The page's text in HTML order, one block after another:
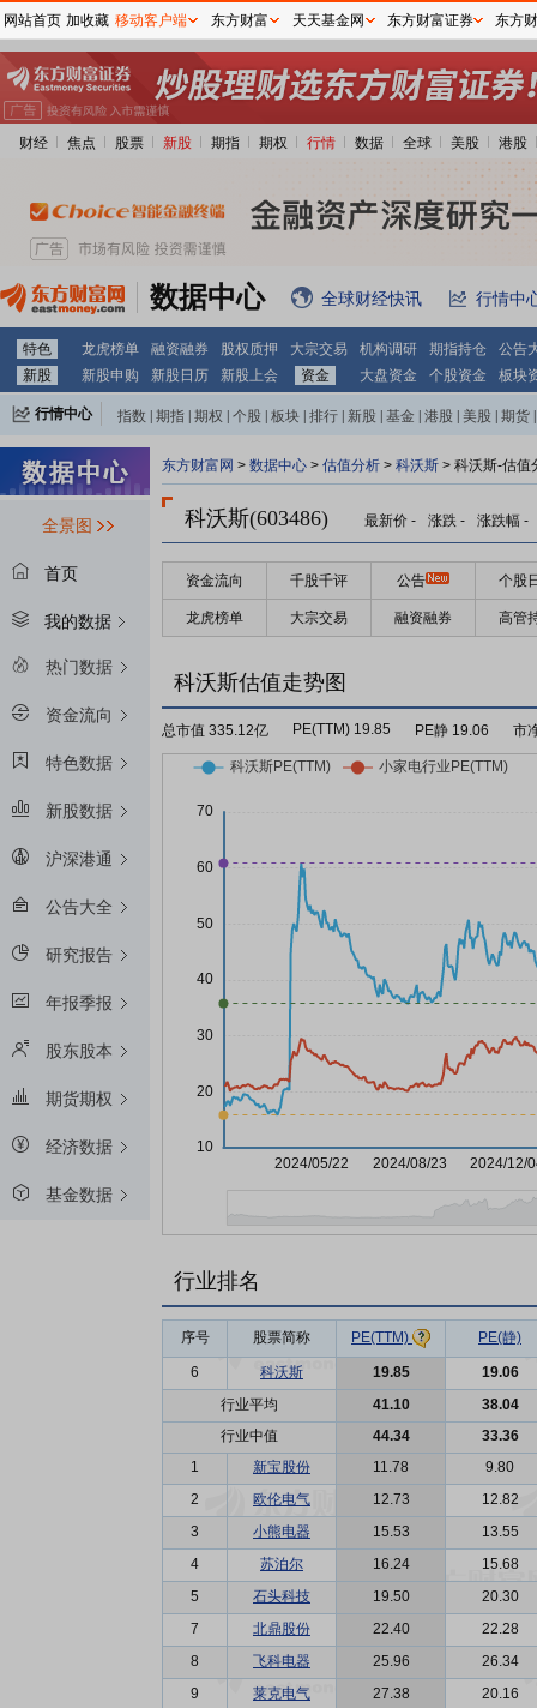
财经 焦点 股票 新股 期指 期权 行情 数据 全球 美股 港股
数据中心 全球财经快讯 行情中
特色 龙虎榜单 融资融券 股权质押 大宗交易 机构调研 期指持仓
公告
新股
新股申购 新股日历 新股上会 资金 大盘资金 个股资金 板块
行情中心 指数 期指 期权 个股 板块 排行 新股 基金 港股 美股 期货
全景图
首页
我的数据
热门数据
资金流向
特色数据
新股数据
沪深港通
公告大全
研究报告
年报季报
股东股本
期货期权
经济数据
基金数据
东方财富网 > 数据中心 > 估值分析 > 科沃斯 > 科沃斯-估值
科沃斯(603486) 最新价 - 涨跌 - 涨跌幅 -
资金流向 千股千评 公告 个股
龙虎榜单 大宗交易 融资融券 高管
科沃斯估值走势图
总市值 335.12亿 PE(TTM) 19.85 PE静 19.06 市
行业排名
序号 股票简称 PE(TTM) PE(静)
6 科沃斯 19.85
19.06
行业平均
41.10
38.04
行业中值
44.34
33.36
1
新宝股份 11.78
9.80
2
欧伦电气 12.73
12.82
3
小熊电器 15.53
13.55
4
苏泊尔 16.24
15.68
5
石头科技 19.50
20.30
7
北鼎股份 22.40
22.28
8
飞科电器 25.96
26.34
9
莱克电气 27.38
20.16
网站首页 加收藏 移动客户端 东方财富 天天基金网 东方财富证券 东方